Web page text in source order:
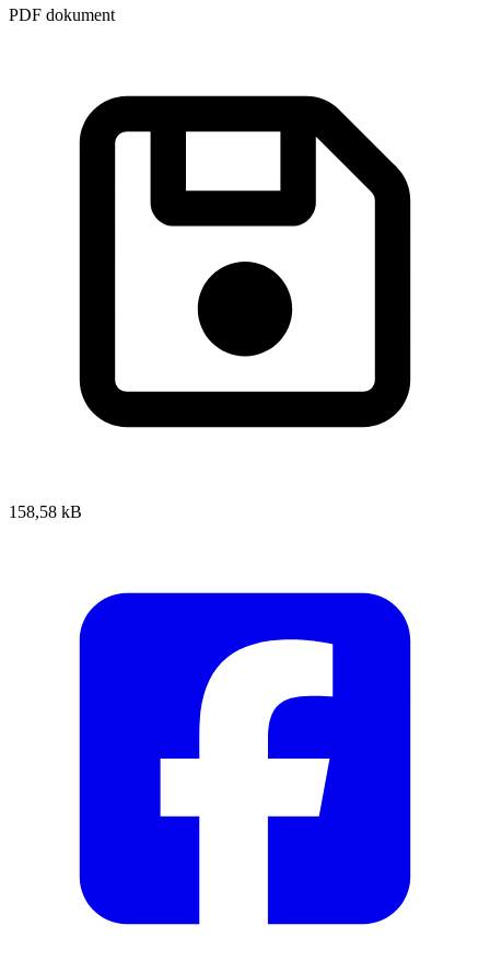
PDF dokument
158,58 kB